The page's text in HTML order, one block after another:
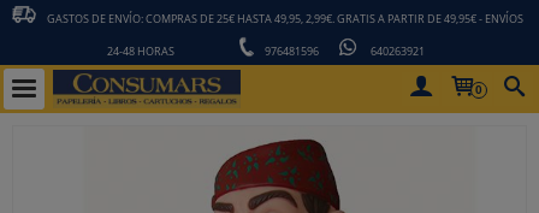
GASTOS DE ENVÍO: COMPRAS DE 25€ HASTA 49,95, 2,99€. GRATIS A PARTIR DE 49,95€ - ENVÍOS
24-48 HORAS 976481596 640263921
0